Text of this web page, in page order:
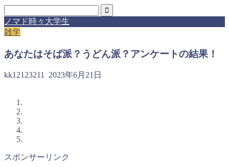
ノマド時々大学生
雑学
あなたはそば派？うどん派？アンケートの結果！
kk12123211 2023年6月21日
スポンサーリンク